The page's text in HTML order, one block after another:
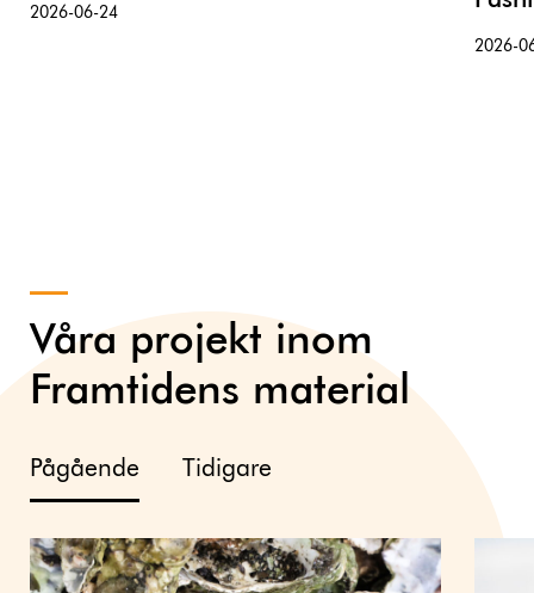
2026-06-24
2026-
Våra projekt inom
Framtidens material
Pågående Tidigare